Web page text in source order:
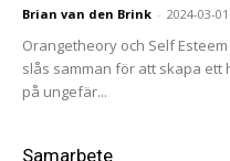
Brian van den Brink - 2024-03-01
Orangetheory och Self
slås samman för att skapa
på ungefär...
Samarbete